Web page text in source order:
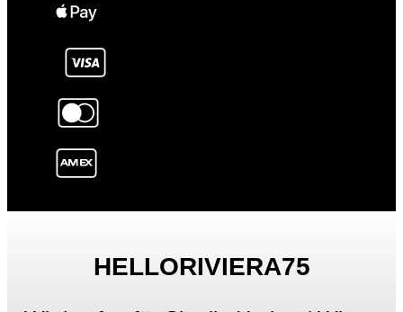
HELLORIVIERA75